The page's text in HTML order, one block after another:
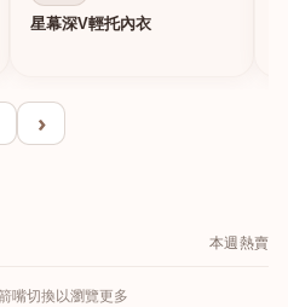
星幕深V輕托內衣
›
本週熱賣
嘴切換以瀏覽更多